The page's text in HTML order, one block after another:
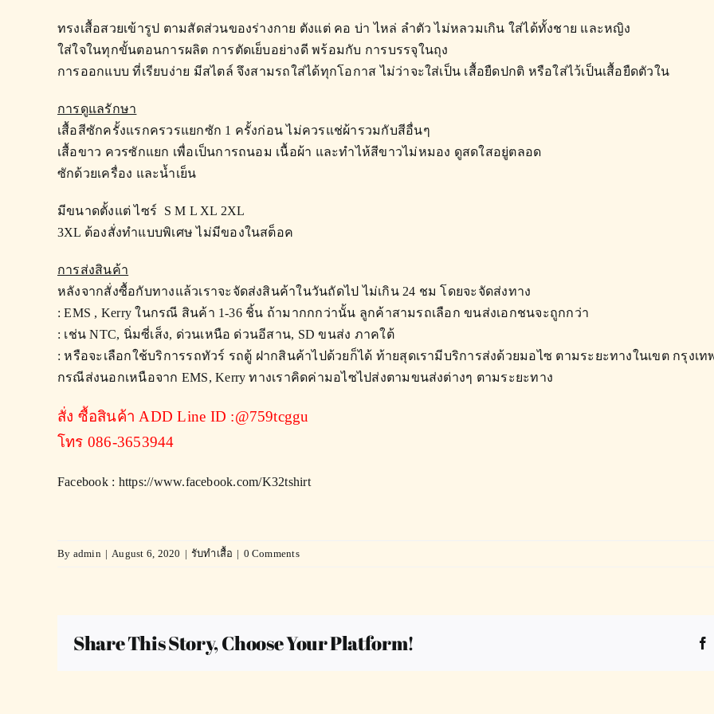
ทรงเสื้อสวยเข้ารูป ตามสัดส่วนของร่างกาย ตังแต่ คอ บ่า ไหล่ ลำตัว ไม่หลวมเกิน ใส่ได้ทั้งชาย และหญิง
ใส่ใจในทุกขั้นตอนการผลิต การตัดเย็บอย่างดี พร้อมกับ การบรรจุในถุง
การออกแบบ ที่เรียบง่าย มีสไตล์ จึงสามรถใส่ได้ทุกโอกาส ไม่ว่าจะใส่เป็น เสื้อยืดปกติ หรือใส่ไว้เป็นเสื้อยืดตัวใน
การดูแลรักษา
เสื้อสีซักครั้งแรกครวรแยกซัก 1 ครั้งก่อน ไม่ควรแช่ผ้ารวมกับสีอื่นๆ
เสื้อขาว ควรซักแยก เพื่อเป็นการถนอม เนื้อผ้า และทำไห้สีขาวไม่หมอง ดูสดใสอยู่ตลอด
ซักด้วยเครื่อง และน้ำเย็น
มีขนาดตั้งแต่ ไซร์ S M L XL 2XL
3XL ต้องสั่งทำแบบพิเศษ ไม่มีของในสต็อค
การส่งสินค้า
หลังจากสั่งซื้อกับทางแล้วเราจะจัดส่งสินค้าในวันถัดไป ไม่เกิน 24 ชม โดยจะจัดส่งทาง
: EMS , Kerry ในกรณี สินค้า 1-36 ชิ้น ถ้ามากกกว่านั้น ลูกค้าสามรถเลือก ขนส่งเอกชนจะถูกกว่า
: เช่น NTC, นิ่มซี่เส็ง, ด่วนเหนือ ด่วนอีสาน, SD ขนส่ง ภาคใต้
: หรือจะเลือกใช้บริการรถทัวร์ รถตู้ ฝากสินค้าไปด้วยก็ได้ ท้ายสุดเรามีบริการส่งด้วยมอไซ ตามระยะทางในเขต กรุงเท
กรณีส่งนอกเหนือจาก EMS, Kerry ทางเราคิดค่ามอไซไปส่งตามขนส่งต่างๆ ตามระยะทาง
สั่ง ซื้อสินค้า ADD Line ID :@759tcggu
โทร 086-3653944
Facebook : https://www.facebook.com/K32tshirt
By admin | August 6, 2020 | รับทำเสื้อ | 0 Comments
Share This Story, Choose Your Platform!